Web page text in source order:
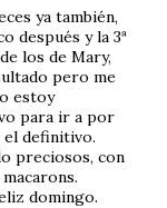
ya también,
después y la 3ª
los de Mary,
pero me
estoy
para ir a por
el definitivo.
preciosos, con
domingo.